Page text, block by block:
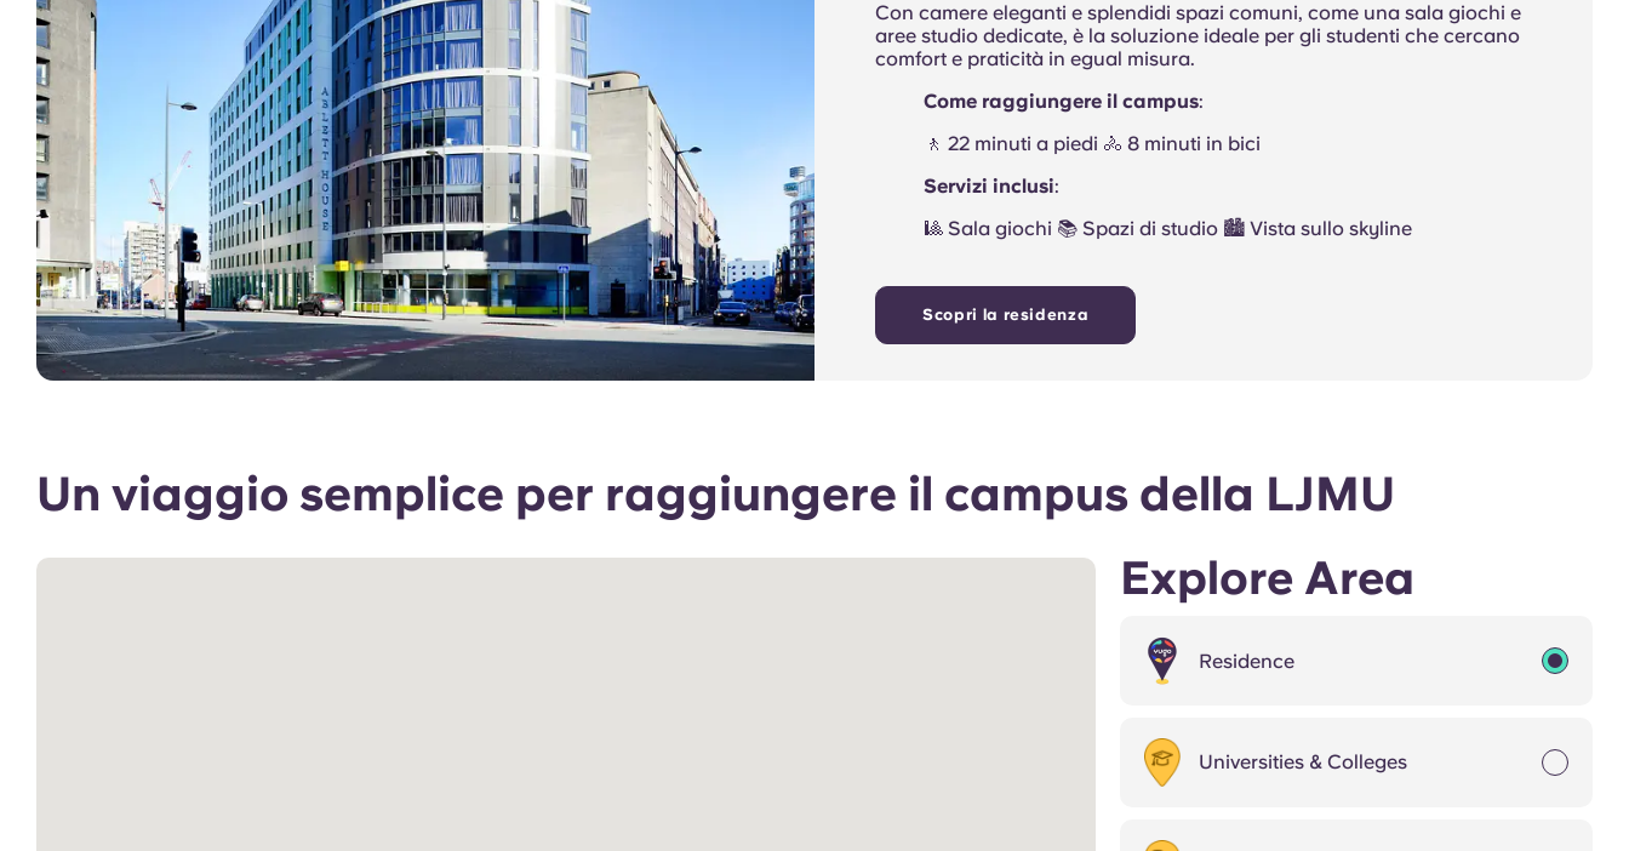
Con camere eleganti e splendidi spazi comuni, come una sala giochi e
aree studio dedicate, è la soluzione ideale per gli studenti che cercano
comfort e praticità in egual misura.
Come raggiungere il campus:
🚶 22 minuti a piedi 🚴 8 minuti in bici
Servizi inclusi:
🎱 Sala giochi 📚 Spazi di studio 🏙️ Vista sullo skyline
Scopri la residenza
Un viaggio semplice per raggiungere il campus della LJMU
Explore Area
Residence
Universities & Colleges